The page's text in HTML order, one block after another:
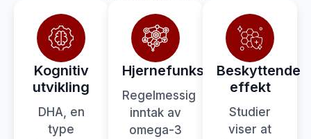
Kognitiv
utvikling
DHA, en
type
Hjernefunksjon
Regelmessig
inntak av
omega-3
Beskyttende
effekt
Studier
viser at